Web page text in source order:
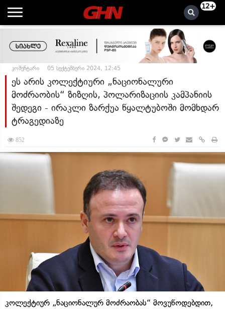
12+
კომენტარი 05 სექტემბერი 2024, 12:45
ეს არის კოლექტიური „ნაციონალური
მოძრაობის“ ზიზღის, პოლარიზაციის კამპანიის
შედეგი - ირაკლი ზარქუა წყალტუბოში მომხდარ
ტრაგედიაზე
852
კოლექტიურ „ნაციონალურ მოძრაობას“ მოვუწოდებდით,